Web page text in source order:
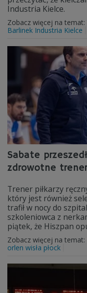
Industria Kielce.
Zobacz więcej na temat:
Barlinek Industria Kielce
Sabate
zdrowotne
Trener piłkarzy
który jest również
trafił w nocy do
szkoleniowca z
piątek, że Hiszpan
Zobacz więcej na temat:
orlen wisła płock